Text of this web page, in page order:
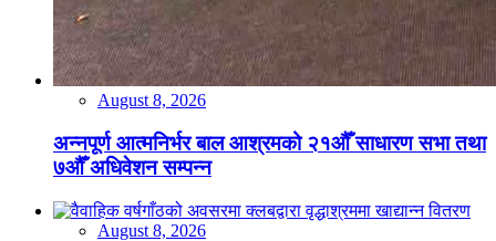
August 8, 2026
अन्नपूर्ण आत्मनिर्भर बाल आश्रमको २१औँ साधारण सभा तथा
७औँ अधिवेशन सम्पन्न
August 8, 2026